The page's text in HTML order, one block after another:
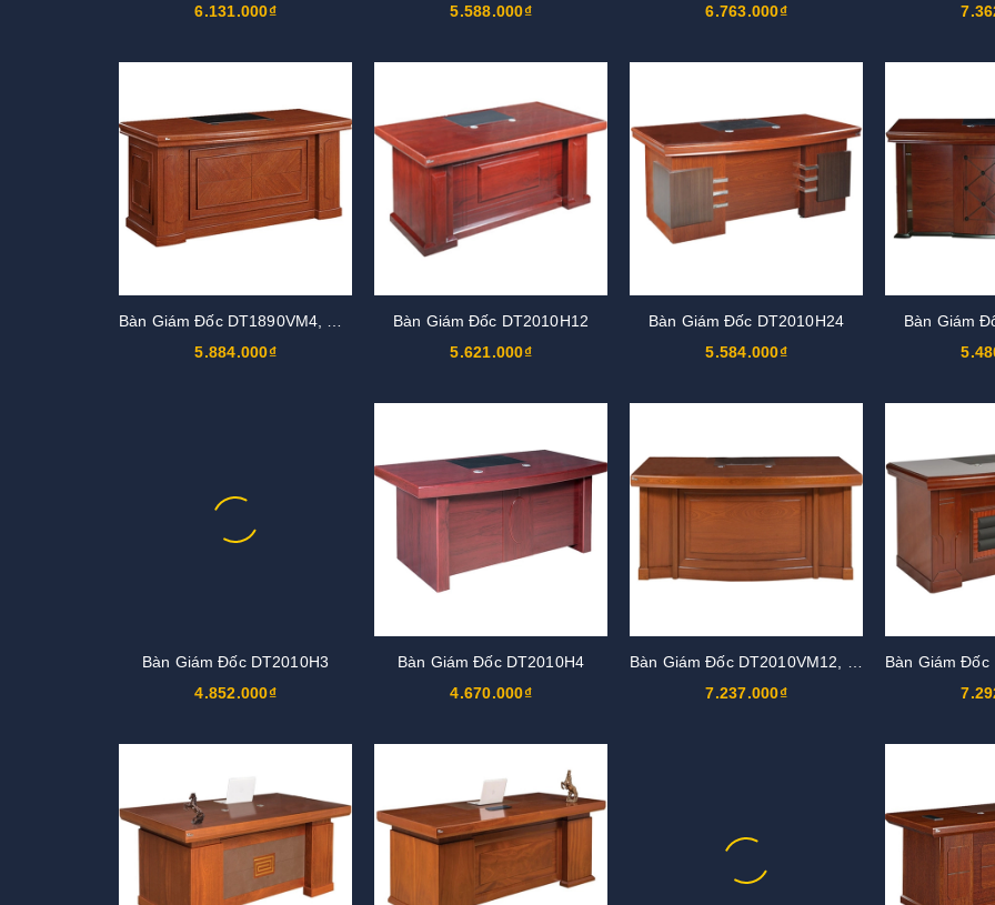
6.131.000₫
5.588.000₫
6.763.000₫
5.884.000₫
Bàn Giám Đốc DT2010H12
5.621.000₫
Bàn Giám Đốc DT2010H24
5.584.000₫
Bàn Giám
Bàn Giám Đốc DT2010H3
4.852.000₫
Bàn Giám Đốc DT2010H4
4.670.000₫
7.237.000₫